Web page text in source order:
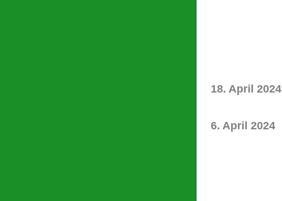
18. April 2024
6. April 2024